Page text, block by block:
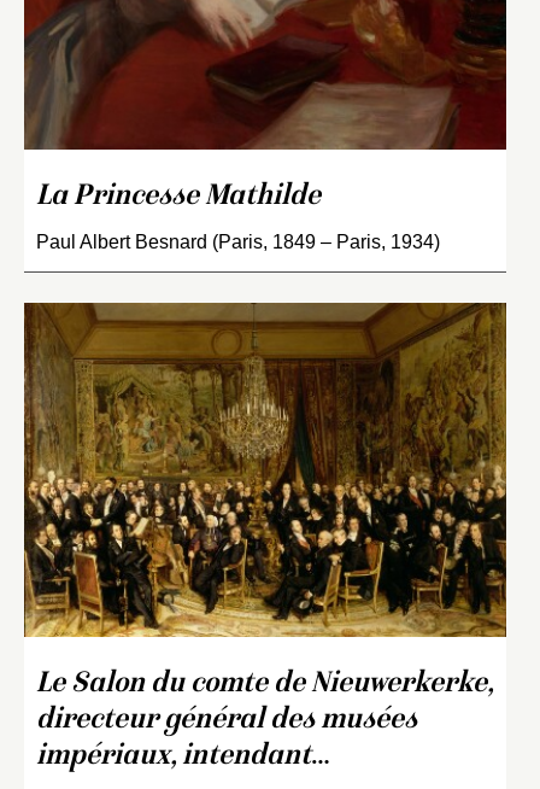
La Princesse Mathilde
Paul Albert Besnard (Paris, 1849 – Paris, 1934)
Le Salon du comte de Nieuwerkerke,
directeur général des musées
impériaux, intendant…